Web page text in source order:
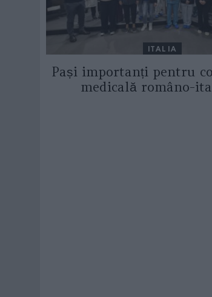
ITALIA
Pași importanți pentru
medicală româno-